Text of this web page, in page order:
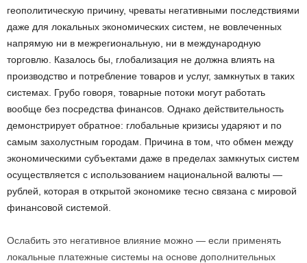
геополитическую причину, чреваты негативными последствиями
даже для локальных экономических систем, не вовлеченных
напрямую ни в межрегиональную, ни в международную
торговлю. Казалось бы, глобализация не должна влиять на
производство и потребление товаров и услуг, замкнутых в таких
системах. Грубо говоря, товарные потоки могут работать
вообще без посредства финансов. Однако действительность
демонстрирует обратное: глобальные кризисы ударяют и по
самым захолустным городам. Причина в том, что обмен между
экономическими субъектами даже в пределах замкнутых систем
осуществляется с использованием национальной валюты —
рублей, которая в открытой экономике тесно связана с мировой
финансовой системой.
Ослабить это негативное влияние можно — если применять
локальные платежные системы на основе дополнительных